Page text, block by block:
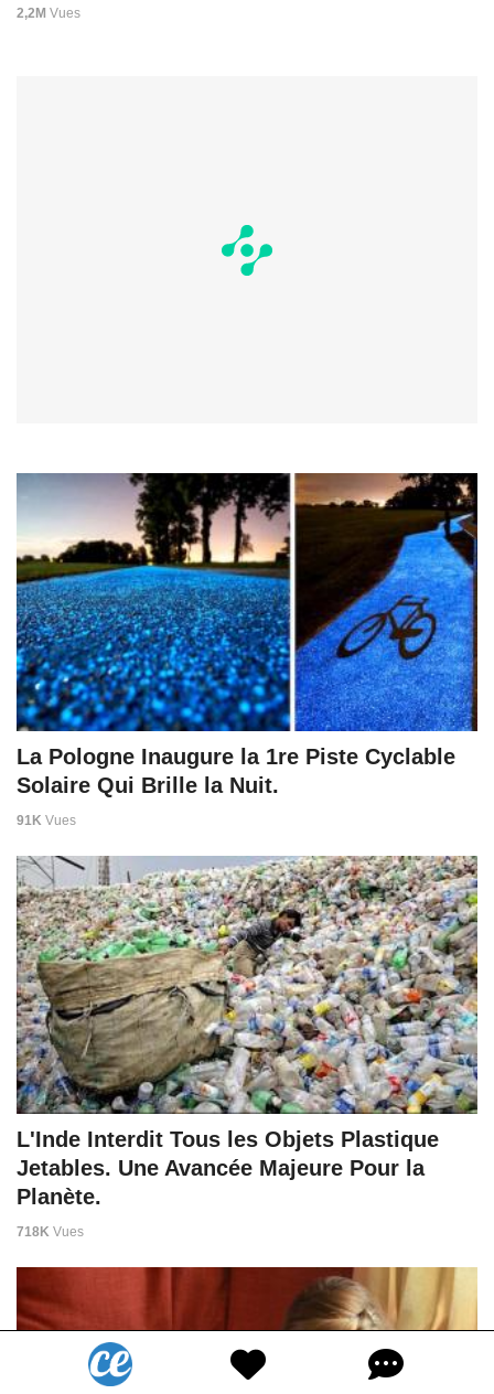
2,2M Vues
La Pologne Inaugure la 1re Piste Cyclable
Solaire Qui Brille la Nuit.
91K Vues
L'Inde Interdit Tous les Objets Plastique
Jetables. Une Avancée Majeure Pour la
Planète.
718K Vues